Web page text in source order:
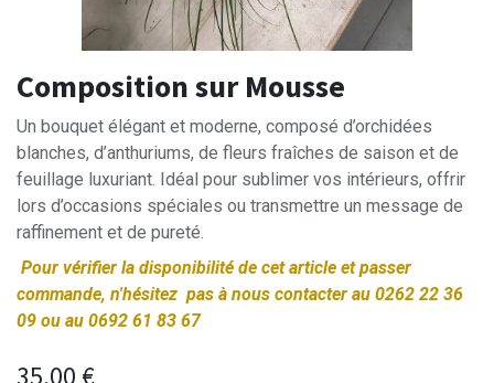
Composition sur Mousse
Un bouquet élégant et moderne, composé d’orchidées
blanches, d’anthuriums, de fleurs fraîches de saison et de
feuillage luxuriant. Idéal pour sublimer vos intérieurs, offrir
lors d’occasions spéciales ou transmettre un message de
raffinement et de pureté.
Pour vérifier la disponibilité de cet article et passer
commande, n'hésitez pas à nous contacter au 0262 22 36
09 ou au 0692 61 83 67
35,00 €